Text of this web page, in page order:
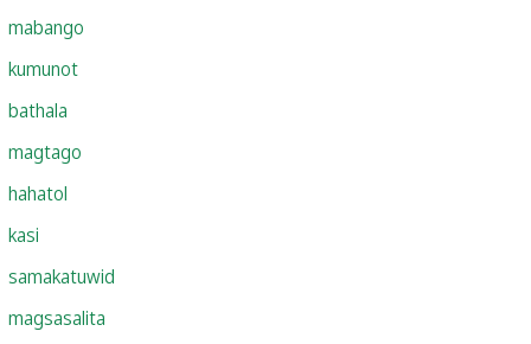
mabango
kumunot
bathala
magtago
hahatol
kasi
samakatuwid
magsasalita